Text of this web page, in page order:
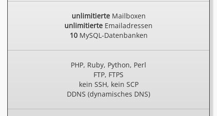
unlimitierteMailboxen
unlimitierte Emailadressen
10MySQL-Datenbanken
PHP, Ruby, Python, Perl
FTP, FTPS
kein SSH, kein SCP
DDNS (dynamisches DNS)